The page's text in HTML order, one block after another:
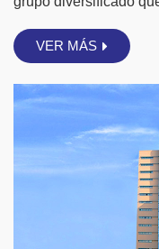
Grupo Tiankang se
medidores, cables
de cables de
ampliamente en los
transporte y de
derechos de
ha sido reconocido
principales empresas
VER MÁS